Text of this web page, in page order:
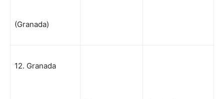
(Granada)
12. Granada